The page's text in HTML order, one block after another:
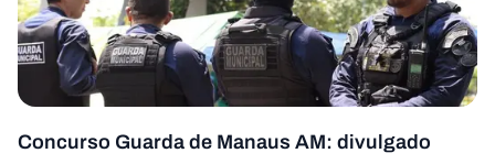
Concurso Guarda de Manaus AM: divulgado